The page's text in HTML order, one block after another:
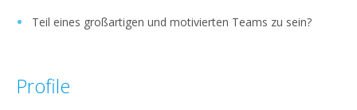
Teil eines großartigen und motivierten Teams zu sein?
Profile